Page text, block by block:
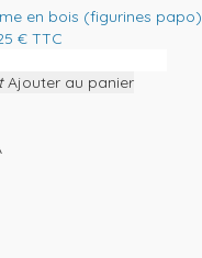
en bois (figurines papo)
€ TTC
Ajouter au panier